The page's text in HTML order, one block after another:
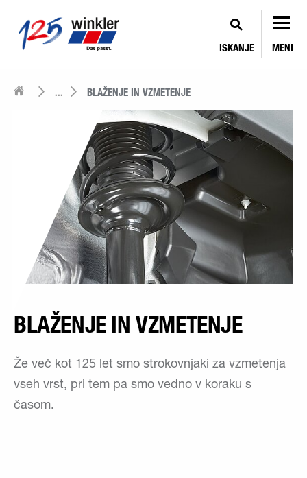
ISKANJE MENI
... BLAŽENJE IN VZMETENJE
BLAŽENJE IN VZMETENJE
Že več kot 125 let smo strokovnjaki za vzmetenja
vseh vrst, pri tem pa smo vedno v koraku s
časom.